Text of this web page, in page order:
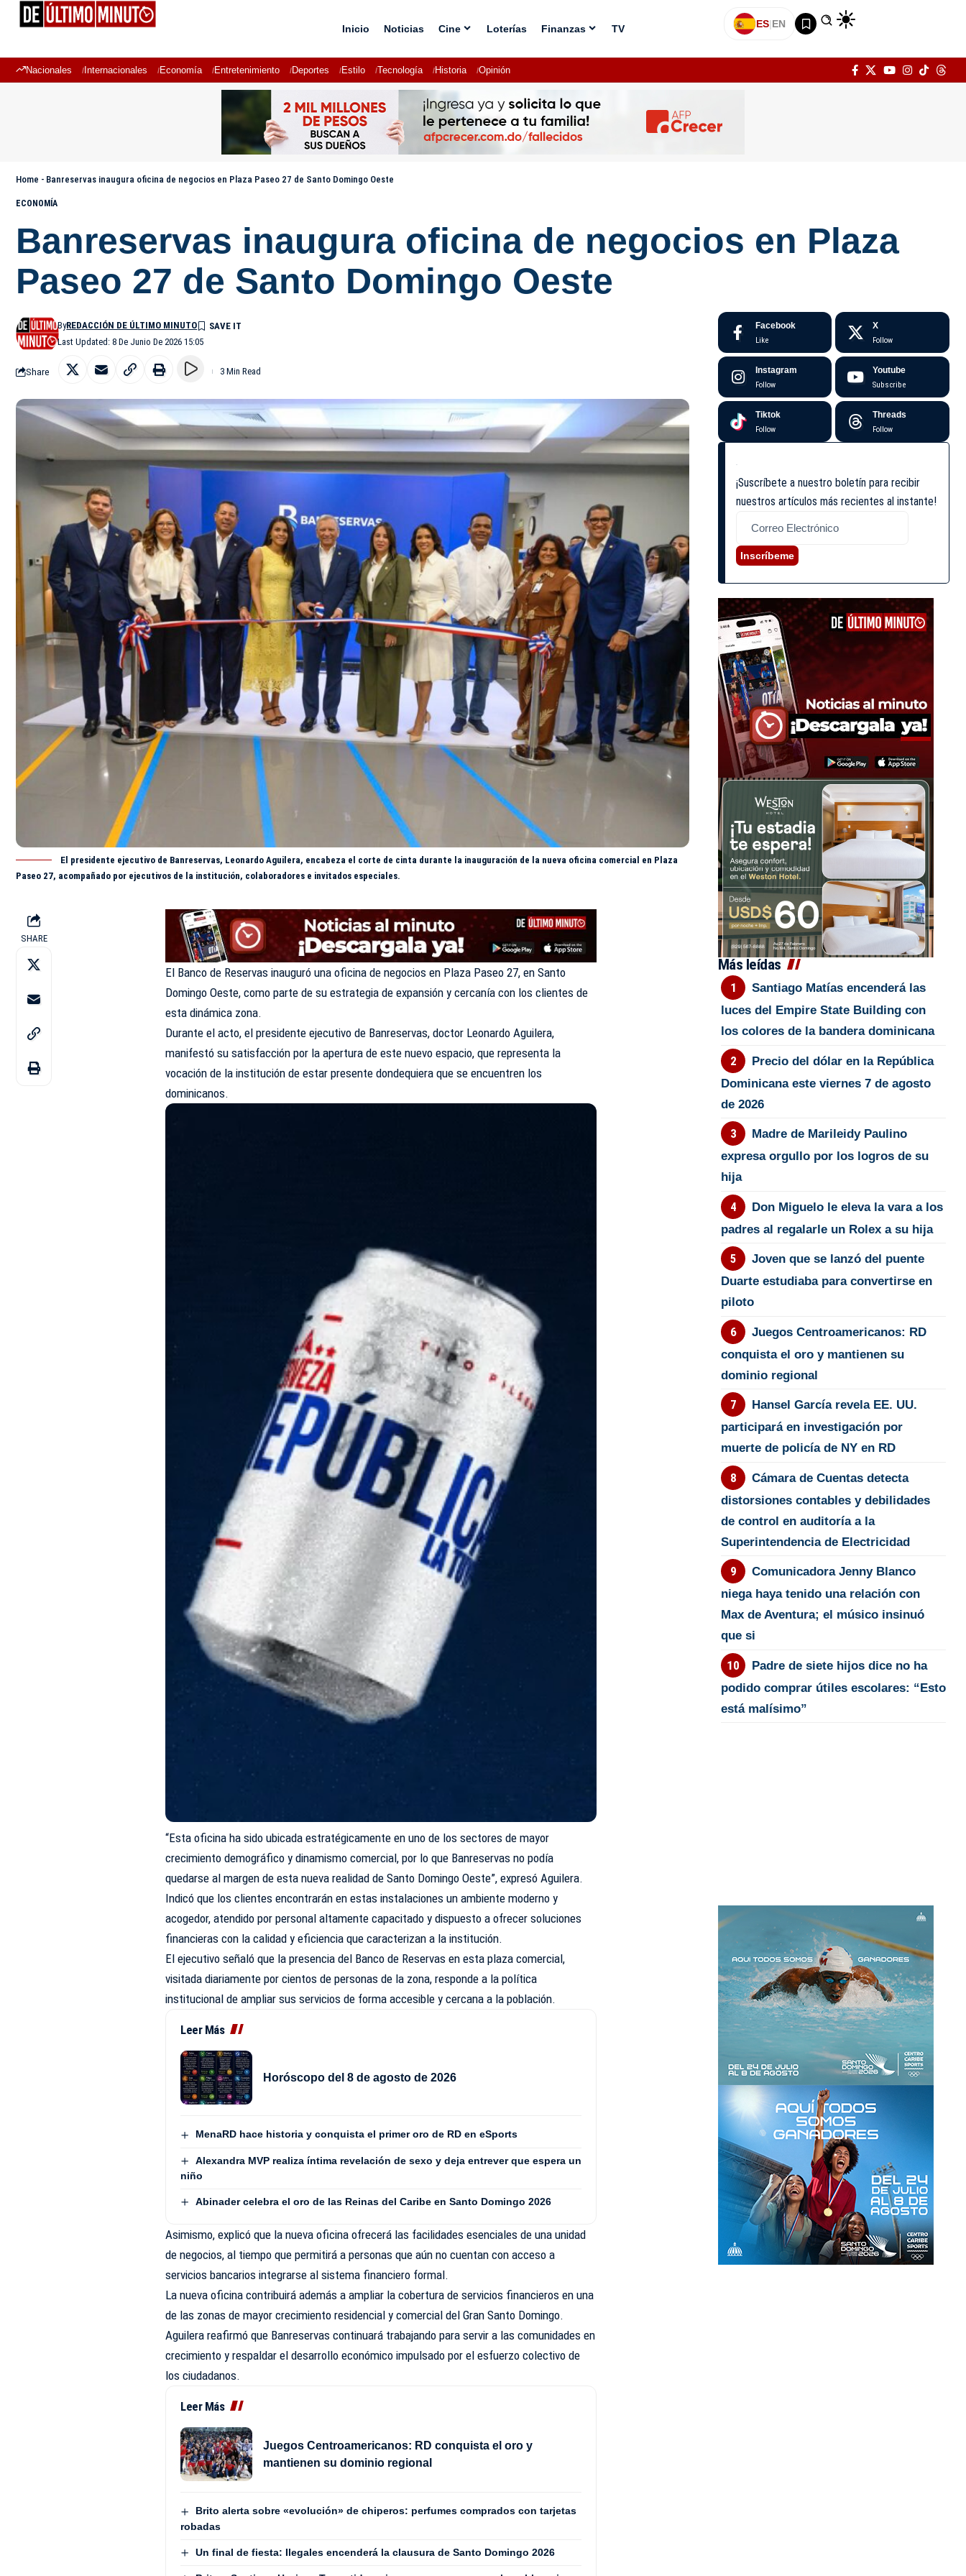
Inicio Noticias Cine Loterías Finanzas TV ES|EN
Nacionales Internacionales Economía Entretenimiento Deportes Estilo Tecnología Historia Opinión
Home - Banreservas inaugura oficina de negocios en Plaza Paseo 27 de Santo Domingo Oeste
ECONOMÍA
Banreservas inaugura oficina de negocios en Plaza
Paseo 27 de Santo Domingo Oeste
Last Updated: 8 De Junio De 2026 15:05
ByREDACCIÓN DE ÚLTIMO MINUTO
Share 3 Min Read
El presidente ejecutivo de Banreservas, Leonardo Aguilera, encabeza el corte de cinta durante la inauguración de la nueva oficina comercial en Plaza
Paseo 27, acompañado por ejecutivos de la institución, colaboradores e invitados especiales.
SHARE
El Banco de Reservas inauguró una oficina de negocios en Plaza Paseo 27, en Santo
Domingo Oeste, como parte de su estrategia de expansión y cercanía con los clientes de
esta dinámica zona.
Durante el acto, el presidente ejecutivo de Banreservas, doctor Leonardo Aguilera,
manifestó su satisfacción por la apertura de este nuevo espacio, que representa la
vocación de la institución de estar presente dondequiera que se encuentren los
dominicanos.
“Esta oficina ha sido ubicada estratégicamente en uno de los sectores de mayor
crecimiento demográfico y dinamismo comercial, por lo que Banreservas no podía
quedarse al margen de esta nueva realidad de Santo Domingo Oeste”, expresó Aguilera.
Indicó que los clientes encontrarán en estas instalaciones un ambiente moderno y
acogedor, atendido por personal altamente capacitado y dispuesto a ofrecer soluciones
financieras con la calidad y eficiencia que caracterizan a la institución.
El ejecutivo señaló que la presencia del Banco de Reservas en esta plaza comercial,
visitada diariamente por cientos de personas de la zona, responde a la política
institucional de ampliar sus servicios de forma accesible y cercana a la población.
Leer Más
Horóscopo del 8 de agosto de 2026
MenaRD hace historia y conquista el primer oro de RD en eSports
Alexandra MVP realiza íntima revelación de sexo y deja entrever que espera un
niño
Abinader celebra el oro de las Reinas del Caribe en Santo Domingo 2026
Asimismo, explicó que la nueva oficina ofrecerá las facilidades esenciales de una unidad
de negocios, al tiempo que permitirá a personas que aún no cuentan con acceso a
servicios bancarios integrarse al sistema financiero formal.
La nueva oficina contribuirá además a ampliar la cobertura de servicios financieros en una
de las zonas de mayor crecimiento residencial y comercial del Gran Santo Domingo.
Aguilera reafirmó que Banreservas continuará trabajando para servir a las comunidades en
crecimiento y respaldar el desarrollo económico impulsado por el esfuerzo colectivo de
los ciudadanos.
Leer Más
Juegos Centroamericanos: RD conquista el oro y
mantienen su dominio regional
Brito alerta sobre «evolución» de chiperos: perfumes comprados con tarjetas
robadas
Un final de fiesta: Ilegales encenderá la clausura de Santo Domingo 2026
Facebook
Like
X
Follow
Instagram
Follow
Youtube
Subscribe
Tiktok
Follow
Threads
Follow
¡Suscríbete a nuestro boletín para recibir
nuestros artículos más recientes al instante!
Inscríbeme
Más leídas
Santiago Matías encenderá las
luces del Empire State Building con
los colores de la bandera dominicana
Precio del dólar en la República
Dominicana este viernes 7 de agosto
de 2026
Madre de Marileidy Paulino
expresa orgullo por los logros de su
hija
Don Miguelo le eleva la vara a los
padres al regalarle un Rolex a su hija
Joven que se lanzó del puente
Duarte estudiaba para convertirse en
piloto
Juegos Centroamericanos: RD
conquista el oro y mantienen su
dominio regional
Hansel García revela EE. UU.
participará en investigación por
muerte de policía de NY en RD
Cámara de Cuentas detecta
distorsiones contables y debilidades
de control en auditoría a la
Superintendencia de Electricidad
Comunicadora Jenny Blanco
niega haya tenido una relación con
Max de Aventura; el músico insinuó
que si
Padre de siete hijos dice no ha
podido comprar útiles escolares: “Esto
está malísimo”